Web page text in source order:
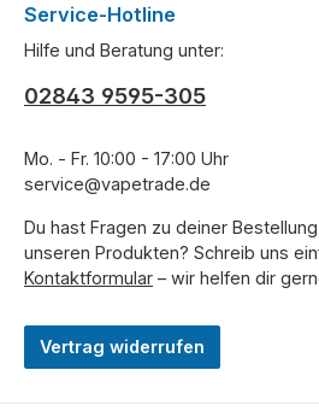
Service-Hotline
Hilfe und Beratung unter:
02843 9595-305
Mo. - Fr. 10:00 - 17:00 Uhr
service@vapetrade.de
Du hast Fragen zu deiner
unseren Produkten? Schreib uns
Kontaktformular – wir helfen dir
Vertrag widerrufen